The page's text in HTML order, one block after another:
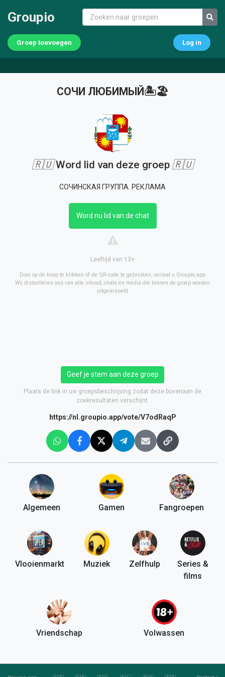
Groupio
Groep toevoegen Log in
СОЧИ ЛЮБИМЫЙ🏝🏖
🇷🇺Word lid van deze groep 🇷🇺
СОЧИНСКАЯ ГРУППА. РЕКЛАМА
Word nu lid van de chat
Leeftijd van 13+
Door op de knop te klikken of de QR-code te gebruiken, verlaat u Groupio.app
Wij distantiëren ons van alle inhoud, chats en media die binnen de groep worden
uitgewisseld
Geef je stem aan deze groep
Plaats de link in uw groepsbeschrijving zodat deze bovenaan de
zoekresultaten verschijnt.
https://nl.groupio.app/vote/V7odRaqP
Algemeen Gamen Fangroepen
Vlooienmarkt Muziek Zelfhulp
Series &
films
Vriendschap Volwassen